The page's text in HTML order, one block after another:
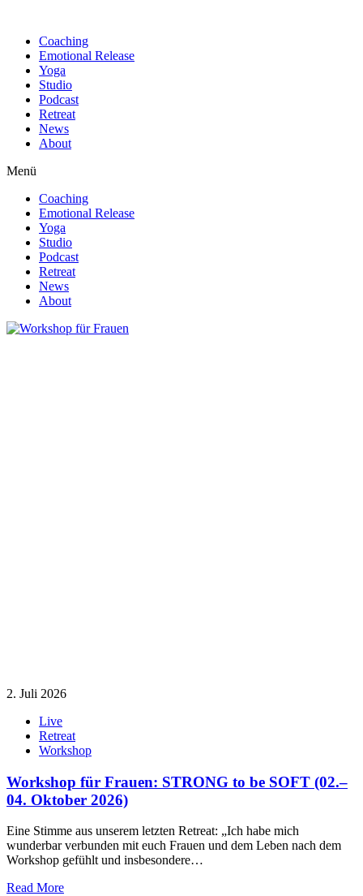
Coaching
Emotional Release
Yoga
Studio
Podcast
Retreat
News
About
Menü
Coaching
Emotional Release
Yoga
Studio
Podcast
Retreat
News
About
2. Juli 2026
Live
Retreat
Workshop
Workshop für Frauen: STRONG to be SOFT (02.–
04. Oktober 2026)
Eine Stimme aus unserem letzten Retreat: „Ich habe mich
wunderbar verbunden mit euch Frauen und dem Leben nach dem
Workshop gefühlt und insbesondere…
Read More